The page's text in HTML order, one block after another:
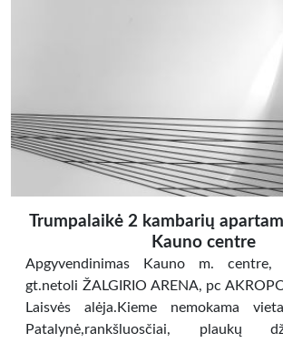
Trumpalaikė 2 kambarių
Kauno centre
Apgyvendinimas Kauno m. centre,
gt.netoli ŽALGIRIO ARENA, pc
Laisvės alėja.Kieme nemokama
Patalynė,rankšluosčiai, plaukų